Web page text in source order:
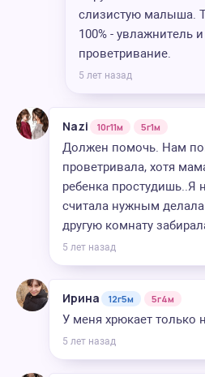
слизистую малыша.
100% - увлажнитель
проветривание.
5 лет назад
Nazi 10г11м 5г1м
Должен помочь. Нам
проветривала, хотя
ребенка простудишь..Я
считала нужным
другую комнату
5 лет назад
Ирина 12г5м 5г4м
У меня хрюкает только
5 лет назад